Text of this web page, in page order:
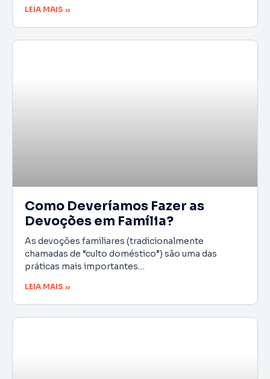
LEIA MAIS »
Como Deveríamos Fazer as
Devoções em Família?
As devoções familiares (tradicionalmente
chamadas de “culto doméstico”) são uma das
práticas mais importantes…
LEIA MAIS »